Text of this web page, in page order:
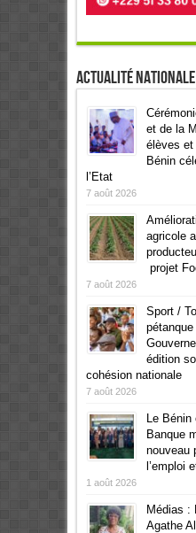
Actualité Nationale
et de la
élèves et
Bénin
l’Etat
7 août 2026
agricole
projet
7 août 2026
Sport /
édition
cohésion nationale
7 août 2026
Le Bénin
Banque
nouveau
l’emploi
1 août 2026
Médias :
Agathe